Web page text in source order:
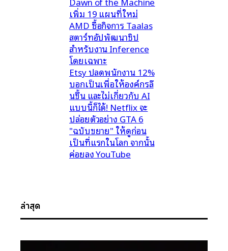
เพิ่ม 19 แผนที่ใหม่
AMD ซื้อกิจการ Taalas
สตาร์ทอัปพัฒนาชิป
สำหรับงาน Inference
โดยเฉพาะ
Etsy ปลดพนักงาน 12%
บอกเป็นเพื่อให้องค์กรลี
นขึ้น และไม่เกี่ยวกับ AI
แบบนี้ก็ได้! Netflix จะ
ปล่อยตัวอย่าง GTA 6
"ฉบับขยาย" ให้ดูก่อน
เป็นที่แรกในโลก จากนั้น
ค่อยลง YouTube
ล่าสุด